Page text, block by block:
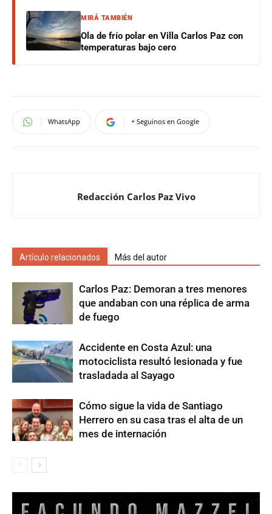
MIRÁ TAMBIÉN
Ola de frío polar en Villa Carlos Paz con
temperaturas bajo cero
WhatsApp + Seguinos en Google
Redacción Carlos Paz Vivo
Artículo relacionados Más del autor
Carlos Paz: Demoran a tres menores
que andaban con una réplica de arma
de fuego
Accidente en Costa Azul: una
motociclista resultó lesionada y fue
trasladada al Sayago
Cómo sigue la vida de Santiago
Herrero en su casa tras el alta de un
mes de internación